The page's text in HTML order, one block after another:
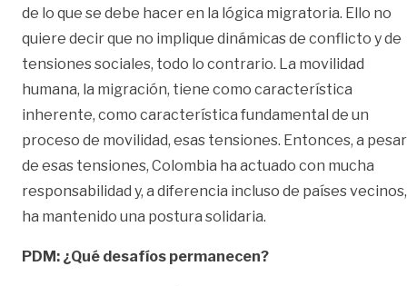
de lo que se debe hacer en la lógica migratoria. Ello no
quiere decir que no implique dinámicas de conflicto y de
tensiones sociales, todo lo contrario. La movilidad
humana, la migración, tiene como característica
inherente, como característica fundamental de un
proceso de movilidad, esas tensiones. Entonces, a pesar
de esas tensiones, Colombia ha actuado con mucha
responsabilidad y, a diferencia incluso de países vecinos,
ha mantenido una postura solidaria.
PDM: ¿Qué desafíos permanecen?